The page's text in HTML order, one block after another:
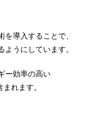
導入することで、
うにしています。
ー効率の高い
れます。